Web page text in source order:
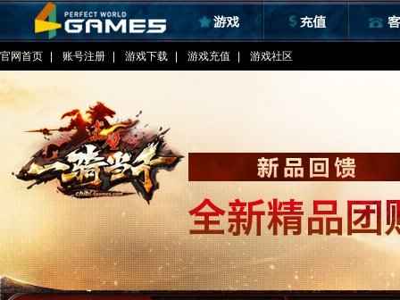
官网首页 账号注册 游戏下载 游戏充值 游戏社区